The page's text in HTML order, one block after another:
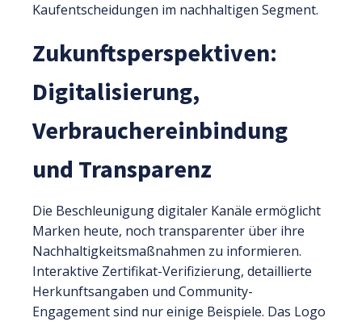
Kaufentscheidungen im nachhaltigen Segment.
Zukunftsperspektiven:
Digitalisierung,
Verbrauchereinbindung
und Transparenz
Die Beschleunigung digitaler Kanäle ermöglicht
Marken heute, noch transparenter über ihre
Nachhaltigkeitsmaßnahmen zu informieren.
Interaktive Zertifikat-Verifizierung, detaillierte
Herkunftsangaben und Community-
Engagement sind nur einige Beispiele. Das Logo